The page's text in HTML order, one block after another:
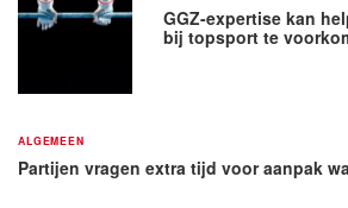
GGZ-expertise kan
bij topsport te
ALGEMEEN
Partijen vragen extra tijd voor aanpak